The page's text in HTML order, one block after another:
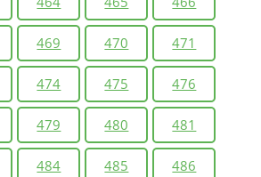
469 470 471
474 475 476
479 480 481
484 485 486